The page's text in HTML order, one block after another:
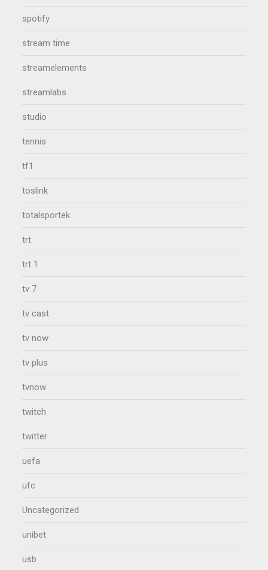
spotify
stream time
streamelements
streamlabs
studio
tennis
tf1
toslink
totalsportek
trt
trt 1
tv 7
tv cast
tv now
tv plus
tvnow
twitch
twitter
uefa
ufc
Uncategorized
unibet
usb